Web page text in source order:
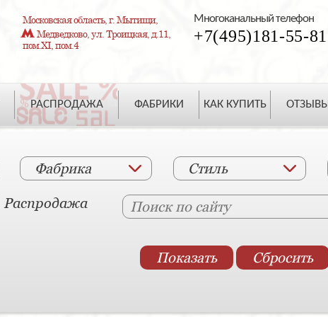
Московская область, г. Мытищи,
Медведково, ул. Троицкая, д.11,
пом.XI, пом.4
Многоканальный телефон
+7(495)181-55-81
РАСПРОДАЖА ФАБРИКИ КАК КУПИТЬ ОТЗЫВЫ
Фабрика Стиль
Распродажа